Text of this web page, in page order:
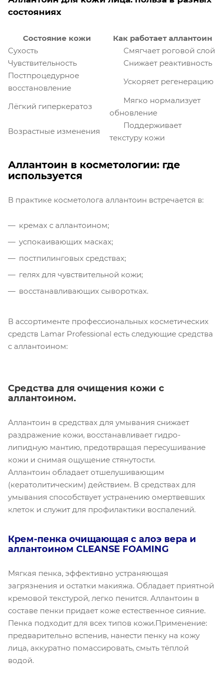
состояниях
Состояние кожи
Как работает аллантоин
Сухость
Смягчает роговой слой
Чувствительность
Снижает реактивность
Постпроцедурное
восстановление
Ускоряет регенерацию
Лёгкий гиперкератоз
Мягко нормализует
обновление
Возрастные изменения
Поддерживает
текстуру кожи
Аллантоин в косметологии: где
используется
В практике косметолога аллантоин встречается в:
кремах с аллантоином;
успокаивающих масках;
постпилинговых средствах;
гелях для чувствительной кожи;
восстанавливающих сыворотках.
В ассортименте профессиональных косметических
средств Lamar Professional есть следующие средства
с аллантоином:
Средства для очищения кожи с
аллантоином.
Аллантоин в средствах для умывания снижает
раздражение кожи, восстанавливает гидро-
липидную мантию, предотвращая пересушивание
кожи и снимая ощущение стянутости.
Аллантоин обладает отшелушивающим
(кератолитическим) действием. В средствах для
умывания способствует устранению омертвевших
клеток и служит для профилактики воспалений.
Крем-пенка очищающая c алоэ вера и
аллантоином CLEANSE FOAMING
Мягкая пенка, эффективно устраняющая
загрязнения и остатки макияжа. Обладает приятной
кремовой текстурой, легко пенится. Аллантоин в
составе пенки придает коже естественное сияние.
Пенка подходит для всех типов кожи.Применение:
предварительно вспенив, нанести пенку на кожу
лица, аккуратно помассировать, смыть тёплой
водой.